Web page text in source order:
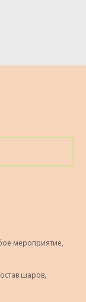
мероприятие,
шаров,